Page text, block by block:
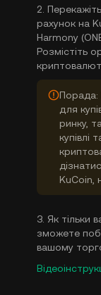
2.
рахунок на
Harmony
Розмістіть
Порада:
для
ринку,
купівлі
KuCoin,
3. Як тільки
зможете
вашому